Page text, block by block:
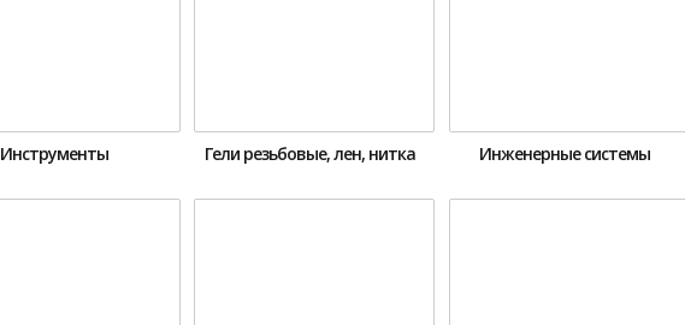
Инструменты Гели резьбовые, лен, нитка Инженерные системы